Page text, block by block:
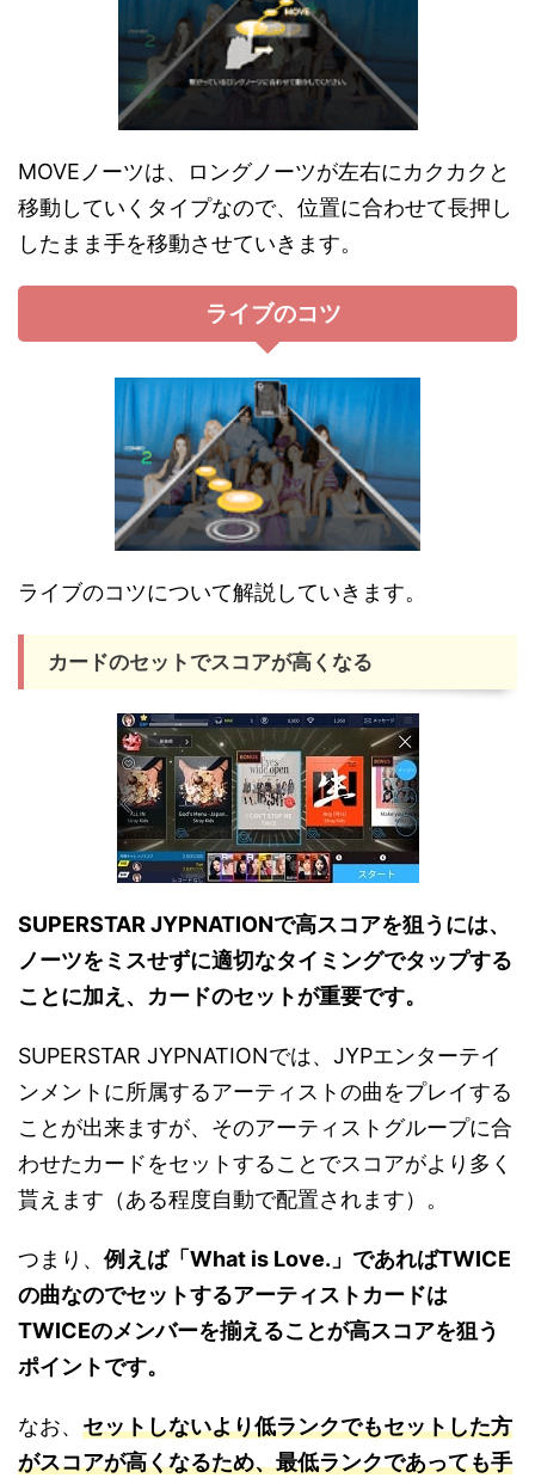
MOVEノーツは、ロングノーツが左右にカクカクと
移動していくタイプなので、位置に合わせて長押し
したまま手を移動させていきます。
ライブのコツ
ライブのコツについて解説していきます。
カードのセットでスコアが高くなる
SUPERSTAR JYPNATIONで高スコアを狙うには、
ノーツをミスせずに適切なタイミングでタップする
ことに加え、カードのセットが重要です。
SUPERSTAR JYPNATIONでは、JYPエンターテイ
ンメントに所属するアーティストの曲をプレイする
ことが出来ますが、そのアーティストグループに合
わせたカードをセットすることでスコアがより多く
貰えます（ある程度自動で配置されます）。
つまり、 例えば「What is Love.」であればTWICE
の曲なのでセットするアーティストカードは
TWICEのメンバーを揃えることが高スコアを狙う
ポイントです。
なお、 セットしないより低ランクでもセットした方
がスコアが高くなるため、最低ランクであっても手